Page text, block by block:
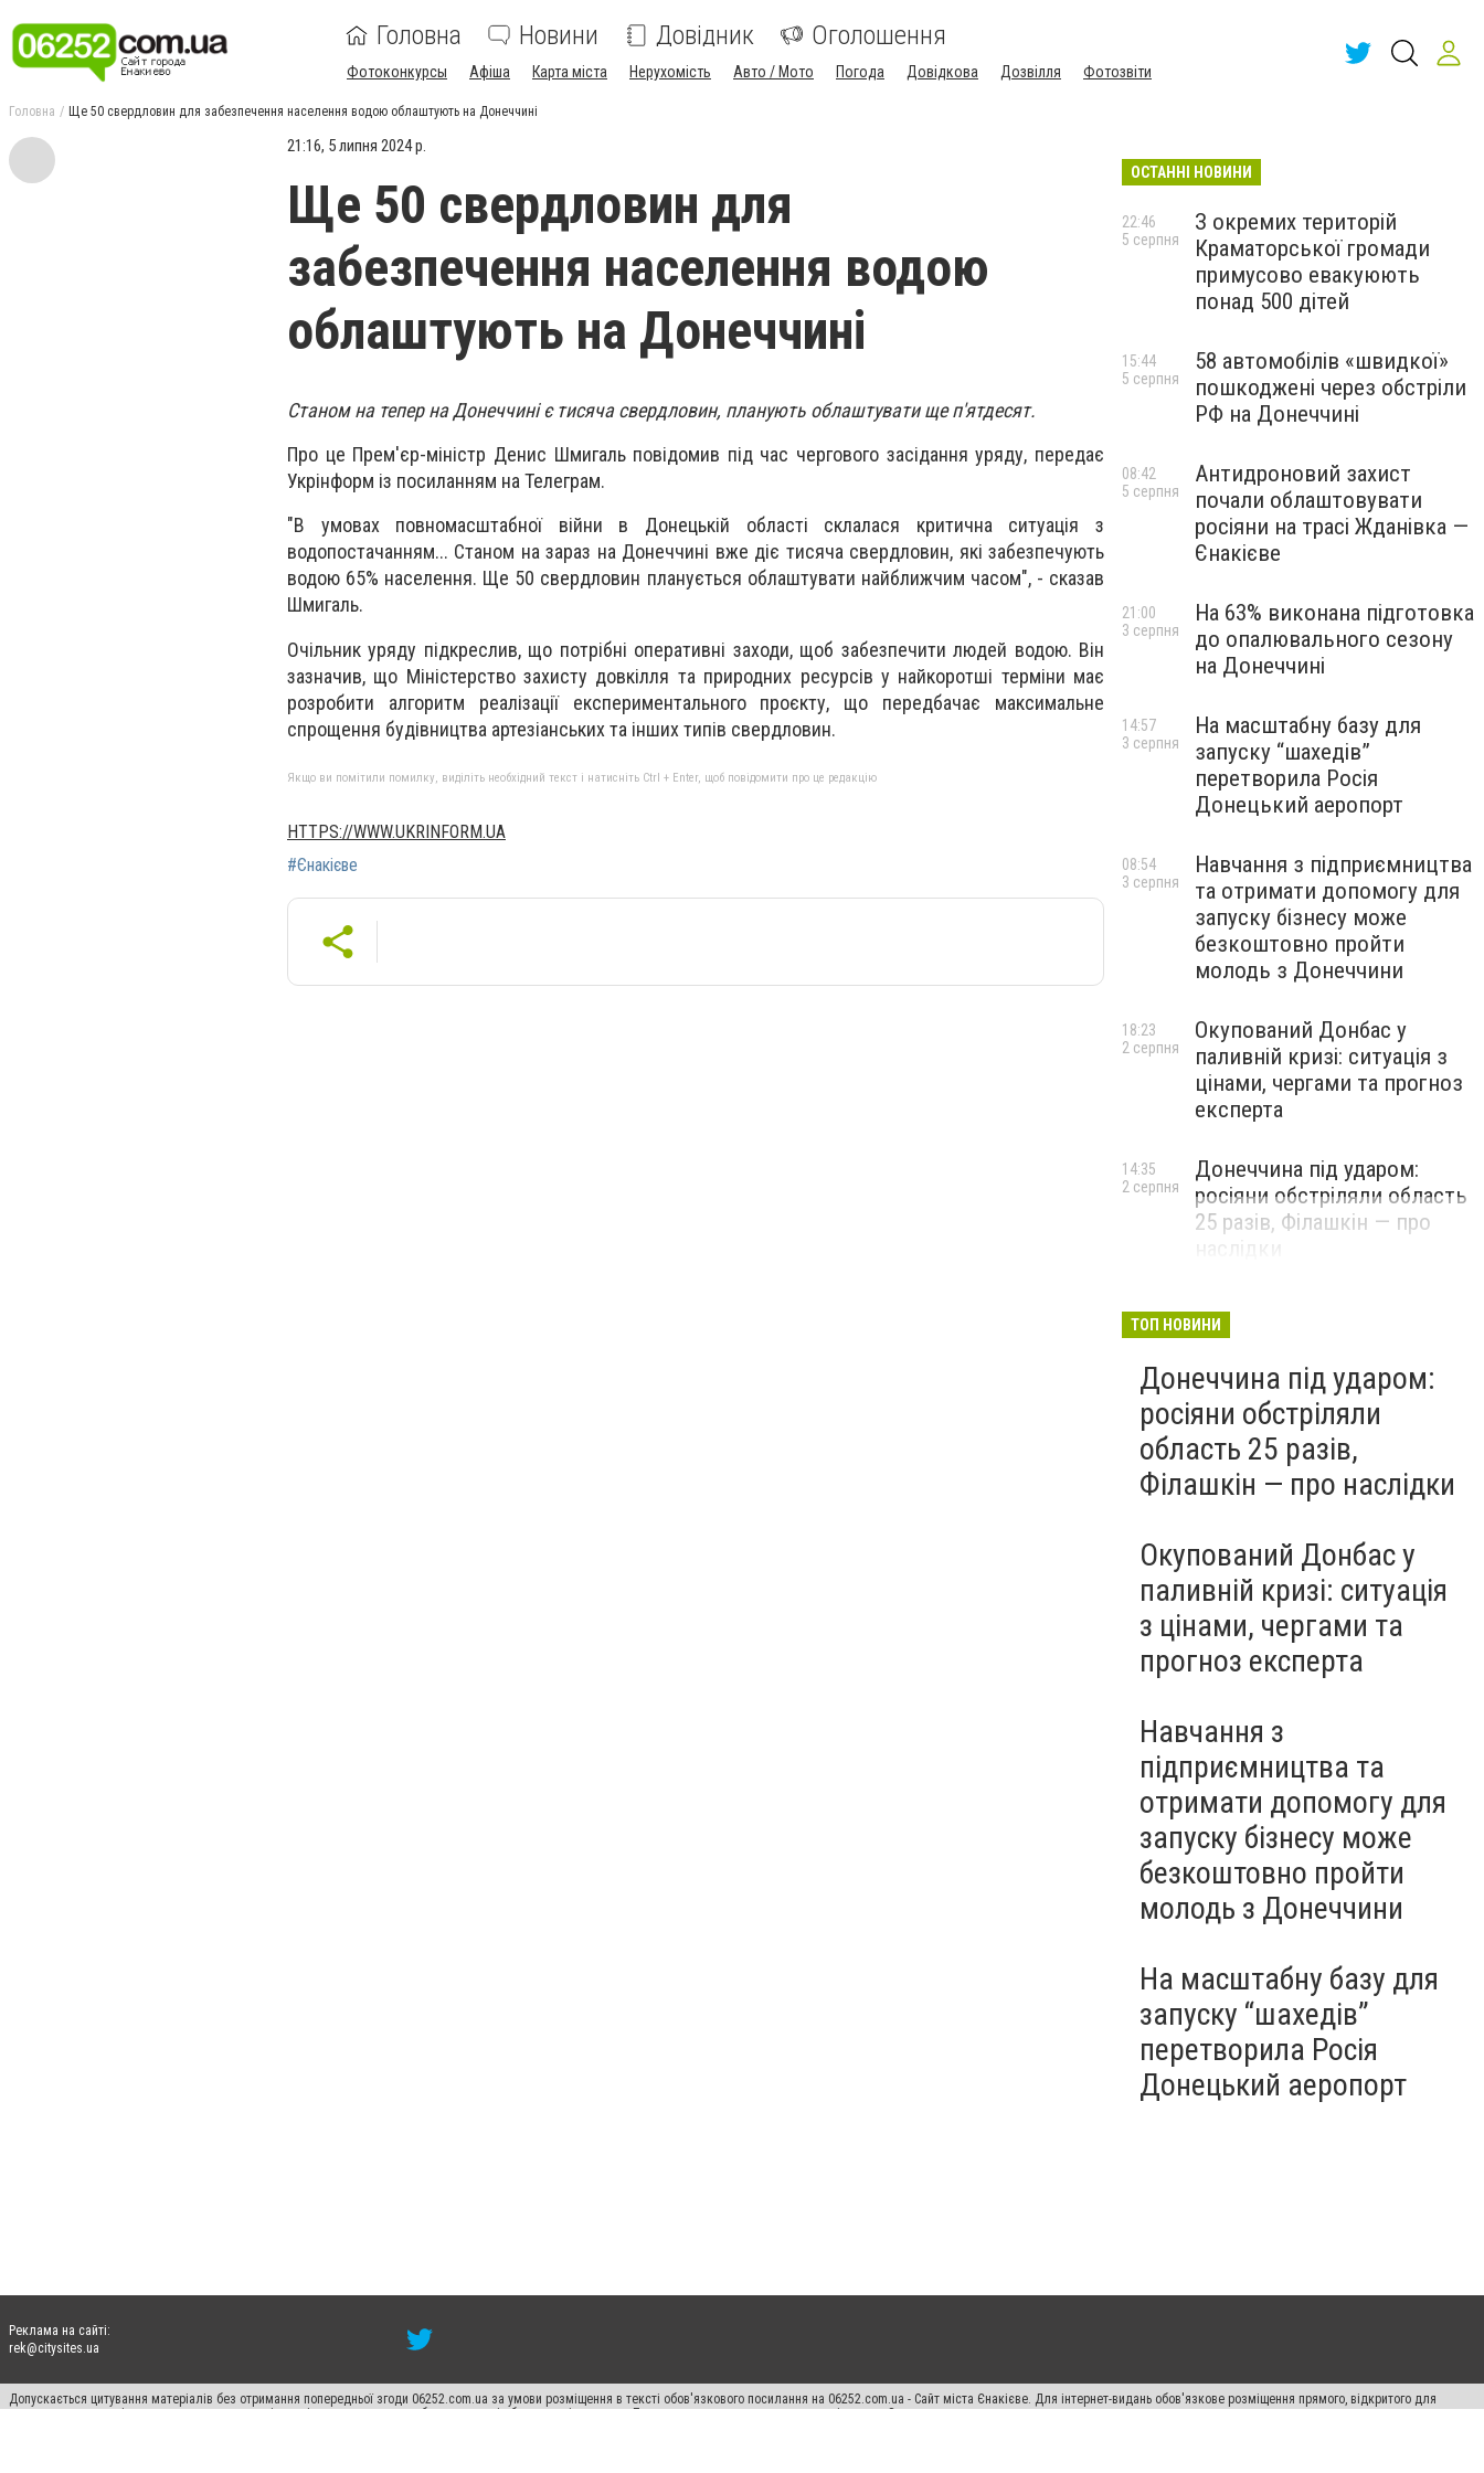
Головна Новини Довідник Оголошення
Фотоконкурсы Афіша Карта міста Нерухомість Авто / Мото Погода Довідкова Дозвілля Фотозвіти
Головна Ще 50 свердловин для забезпечення населення водою облаштують на Донеччині
21:16, 5 липня 2024 р.
Ще 50 свердловин для
забезпечення населення водою
облаштують на Донеччині
Станом на тепер на Донеччині є тисяча свердловин, планують облаштувати ще п'ятдесят.
Про це Прем'єр-міністр Денис Шмигаль повідомив під час чергового засідання уряду, передає
Укрінформ із посиланням на Телеграм.
"В умовах повномасштабної війни в Донецькій області склалася критична ситуація з
водопостачанням... Станом на зараз на Донеччині вже діє тисяча свердловин, які забезпечують
водою 65% населення. Ще 50 свердловин планується облаштувати найближчим часом", - сказав
Шмигаль.
Очільник уряду підкреслив, що потрібні оперативні заходи, щоб забезпечити людей водою. Він
зазначив, що Міністерство захисту довкілля та природних ресурсів у найкоротші терміни має
розробити алгоритм реалізації експериментального проєкту, що передбачає максимальне
спрощення будівництва артезіанських та інших типів свердловин.
Якщо ви помітили помилку, виділіть необхідний текст і натисніть Ctrl + Enter, щоб повідомити про це редакцію
HTTPS://WWW.UKRINFORM.UA
#Єнакієве
ОСТАННІ НОВИНИ
З окремих територій
Краматорської громади
примусово евакуюють
понад 500 дітей
22:46
5 серпня
58 автомобілів «швидкої»
пошкоджені через обстріли
РФ на Донеччині
15:44
5 серпня
Антидроновий захист
почали облаштовувати
росіяни на трасі Жданівка —
Єнакієве
08:42
5 серпня
На 63% виконана підготовка
до опалювального сезону
на Донеччині
21:00
3 серпня
На масштабну базу для
запуску “шахедів”
перетворила Росія
Донецький аеропорт
14:57
3 серпня
Навчання з підприємництва
та отримати допомогу для
запуску бізнесу може
безкоштовно пройти
молодь з Донеччини
08:54
3 серпня
Окупований Донбас у
паливній кризі: ситуація з
цінами, чергами та прогноз
експерта
18:23
2 серпня
Донеччина під ударом:
росіяни обстріляли область
25 разів, Філашкін — про
14:35
2 серпня
ТОП НОВИНИ
Донеччина під ударом:
росіяни обстріляли
область 25 разів,
Філашкін — про наслідки
Окупований Донбас у
паливній кризі: ситуація
з цінами, чергами та
прогноз експерта
Навчання з
підприємництва та
отримати допомогу для
запуску бізнесу може
безкоштовно пройти
молодь з Донеччини
На масштабну базу для
запуску “шахедів”
перетворила Росія
Донецький аеропорт
Реклама на сайті:
rek@citysites.ua
Допускається цитування матеріалів без отримання попередньої згоди 06252.com.ua за умови розміщення в тексті обов'язкового посилання на 06252.com.ua - Сайт міста Єнакієве. Для інтернет-видань обов'язкове розміщення прямого, відкритого для
пошукових систем гіперпосилання на цитовані статті не нижче другого абзацу в тексті або в якості джерела. Порушення виняткових прав переслідується Законом.